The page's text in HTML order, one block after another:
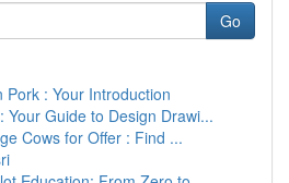
Go
Pork : Your Introduction
Your Guide to Design Drawi...
Cows for Offer : Find ...